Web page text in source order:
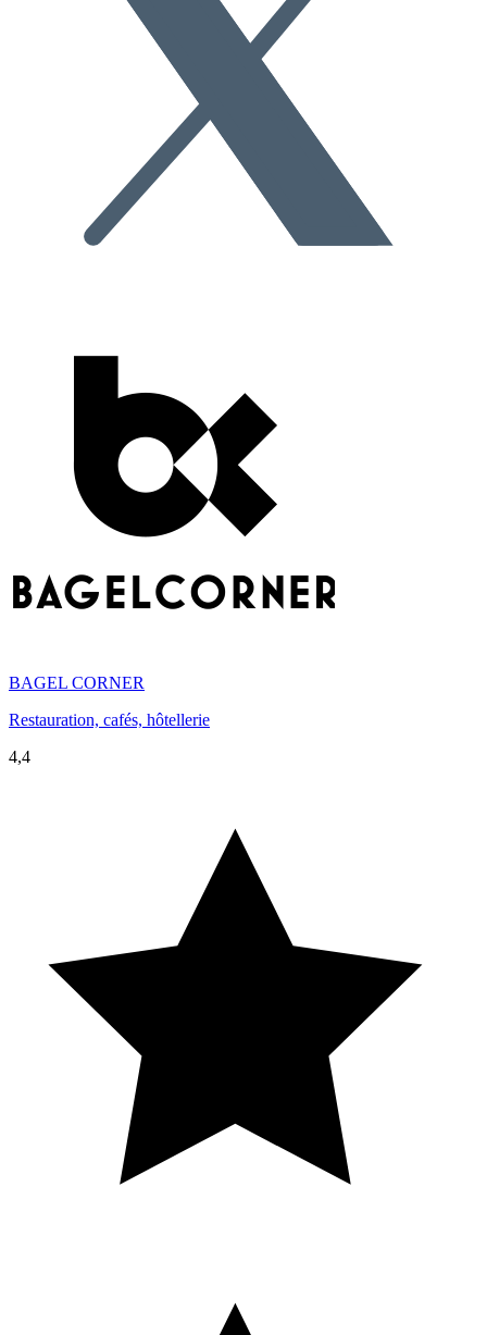
BAGEL CORNER
Restauration, cafés, hôtellerie
4,4